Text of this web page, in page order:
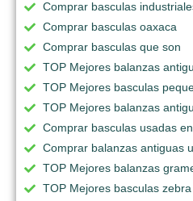
Comprar basculas
Comprar basculas oaxaca
Comprar basculas que son
TOP Mejores balanzas
TOP Mejores basculas
TOP Mejores balanzas
Comprar basculas usadas
Comprar balanzas antiguas
TOP Mejores balanzas
TOP Mejores basculas zebra